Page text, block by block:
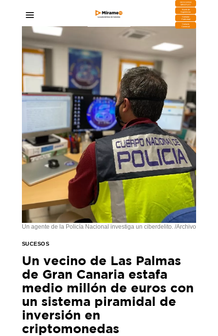
DESCARGA
MIRAPLAY
Buzón de
Sugerencias
Contratar
Publicidad
Contacto
Comercial
Un agente de la Policía Nacional investiga un ciberdelito. /Archivo
SUCESOS
Un vecino de Las Palmas
de Gran Canaria estafa
medio millón de euros con
un sistema piramidal de
inversión en
criptomonedas